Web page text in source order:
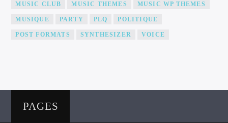
MUSIC CLUB MUSIC THEMES MUSIC WP THEMES
MUSIQUE PARTY PLQ POLITIQUE
POST FORMATS SYNTHESIZER VOICE
PAGES